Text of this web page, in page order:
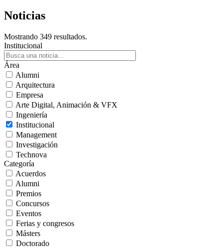
Noticias
Mostrando 349 resultados.
Institucional
Área
Alumni
Arquitectura
Empresa
Arte Digital, Animación & VFX
Ingeniería
Institucional
Management
Investigación
Technova
Categoría
Acuerdos
Alumni
Premios
Concursos
Eventos
Ferias y congresos
Másters
Doctorado